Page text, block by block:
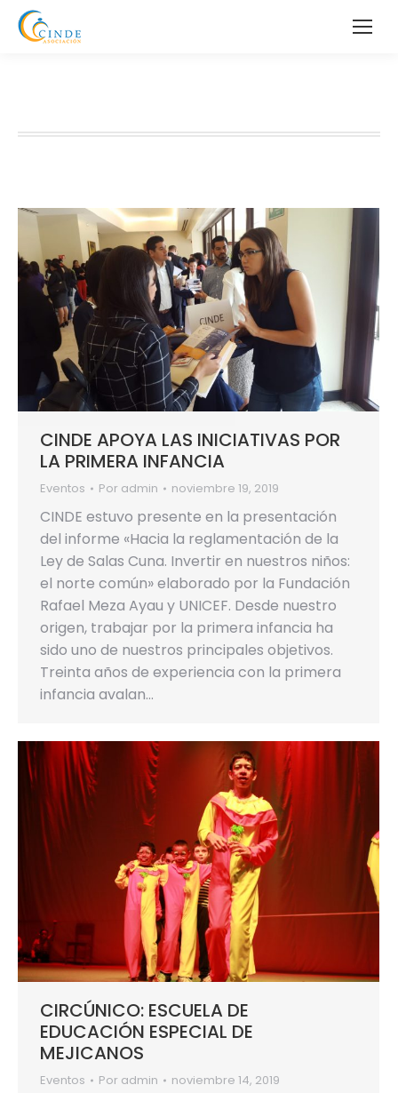
CINDE APOYA LAS INICIATIVAS POR
LA PRIMERA INFANCIA
Eventos Por admin noviembre 19, 2019
CINDE estuvo presente en la presentación
del informe «Hacia la reglamentación de la
Ley de Salas Cuna. Invertir en nuestros niños:
el norte común» elaborado por la Fundación
Rafael Meza Ayau y UNICEF. Desde nuestro
origen, trabajar por la primera infancia ha
sido uno de nuestros principales objetivos.
Treinta años de experiencia con la primera
infancia avalan…
CIRCÚNICO: ESCUELA DE
EDUCACIÓN ESPECIAL DE
MEJICANOS
Eventos Por admin noviembre 14, 2019